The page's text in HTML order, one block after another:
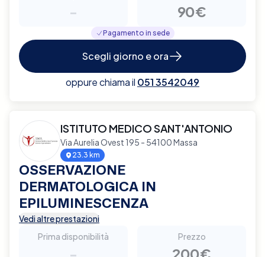
- 90€
Pagamento in sede
Scegli giorno e ora
oppure chiama il 051 3542049
ISTITUTO MEDICO SANT'ANTONIO
Via Aurelia Ovest 195 - 54100 Massa
23.3 km
OSSERVAZIONE
DERMATOLOGICA IN
EPILUMINESCENZA
Vedi altre prestazioni
Prima disponibilità
-
Prezzo
200€